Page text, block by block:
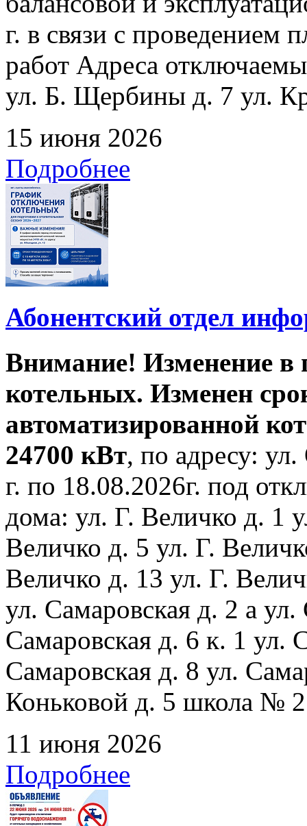
г. в связи с проведением
работ Адреса
ул. Б. Щербины д. 7 ул.
15 июня 2026
Подробнее
Абонентский отдел
Внимание! Изменение в
котельных. Изменен
автоматизированной
24700 кВт, по адресу:
г. по 18.08.2026г. под
дома: ул. Г. Величко д. 1
Величко д. 5 ул. Г.
Величко д. 13 ул. Г.
ул. Самаровская д. 2 а
Самаровская д. 6 к. 1 ул.
Самаровская д. 8 ул.
Коньковой д. 5 школа №
11 июня 2026
Подробнее